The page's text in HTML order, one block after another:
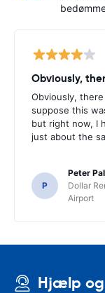
Obviously,
Obviously,
suppose this
but right now, I
just about the
P
Peter
Dollar
Airport
Hjælp